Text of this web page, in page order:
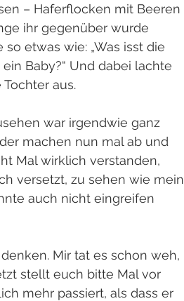
– Haferflocken mit Beeren
ihr gegenüber wurde
etwas wie: „Was isst die
Baby?“ Und dabei lachte
aus.
war irgendwie ganz
machen nun mal ab und
Mal wirklich verstanden,
versetzt, zu sehen wie mein
auch nicht eingreifen
Mir tat es schon weh,
stellt euch bitte Mal vor
mehr passiert, als dass er